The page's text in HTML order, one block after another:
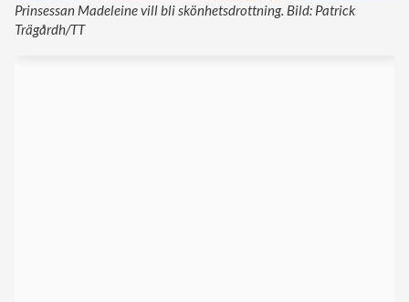
Prinsessan Madeleine vill bli skönhetsdrottning. Bild: Patrick
Trägårdh/TT